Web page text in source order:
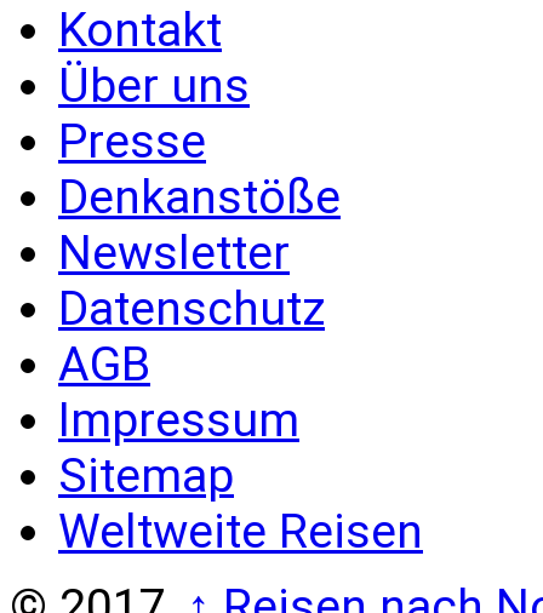
Kontakt
Über uns
Presse
Denkanstöße
Newsletter
Datenschutz
AGB
Impressum
Sitemap
Weltweite Reisen